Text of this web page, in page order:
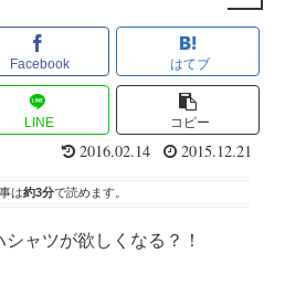
Facebook はてブ
LINE コピー
2016.02.14 2015.12.21
は約3分で読めます。
ャツが欲しくなる？！